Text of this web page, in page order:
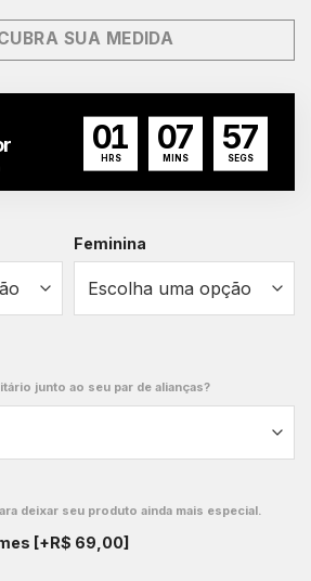
SUA MEDIDA
01
HRS
07
MINS
57
SEGS
Feminina
junto ao seu par de alianças?
deixar seu produto ainda mais especial.
[+R$ 69,00]